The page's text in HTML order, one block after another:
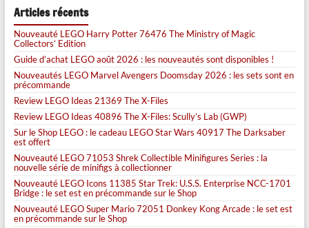
Articles récents
Nouveauté LEGO Harry Potter 76476 The Ministry of Magic
Collectors’ Edition
Guide d’achat LEGO août 2026 : les nouveautés sont disponibles !
Nouveautés LEGO Marvel Avengers Doomsday 2026 : les sets sont en
précommande
Review LEGO Ideas 21369 The X-Files
Review LEGO Ideas 40896 The X-Files: Scully’s Lab (GWP)
Sur le Shop LEGO : le cadeau LEGO Star Wars 40917 The Darksaber
est offert
Nouveauté LEGO 71053 Shrek Collectible Minifigures Series : la
nouvelle série de minifigs à collectionner
Nouveauté LEGO Icons 11385 Star Trek: U.S.S. Enterprise NCC-1701
Bridge : le set est en précommande sur le Shop
Nouveauté LEGO Super Mario 72051 Donkey Kong Arcade : le set est
en précommande sur le Shop